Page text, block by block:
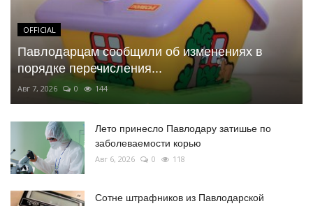
OFFICIAL
Павлодарцам сообщили об изменениях в
порядке перечисления...
Авг 7, 2026 0 144
Лето принесло Павлодару затишье по
заболеваемости корью
Авг 6, 2026 0 118
Сотне штрафников из Павлодарской